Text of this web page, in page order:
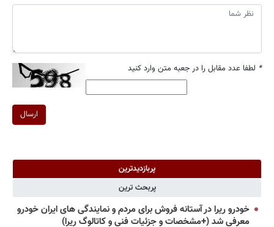
* لطفا عدد مقابل را در جعبه متن وارد کنید
ارسال
پربازدیدترین
پربحث ترین
خودرو ریرا در آستانه فروش برای مردم و نمایندگی های ایران خودرو
معرفی شد (+مشخصات و جزئیات فنی و کاتالوگ ریرا)